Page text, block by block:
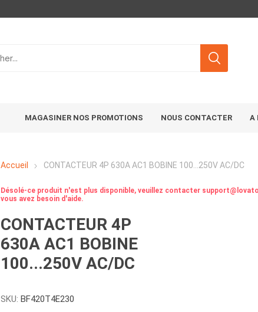
MAGASINER NOS PROMOTIONS NOUS CONTACTER A
Accueil CONTACTEUR 4P 630A AC1 BOBINE 100...250V AC/DC
Désolé-ce produit n'est plus disponible, veuillez contacter
vous avez besoin d'aide.
CONTACTEUR 4P
630A AC1 BOBINE
100...250V AC/DC
SKU: BF420T4E230